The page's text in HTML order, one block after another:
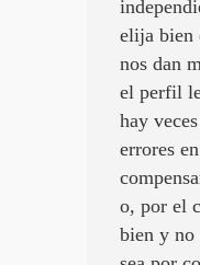
elija bien
nos dan
el perfil
hay
errores
o, por el
bien y no